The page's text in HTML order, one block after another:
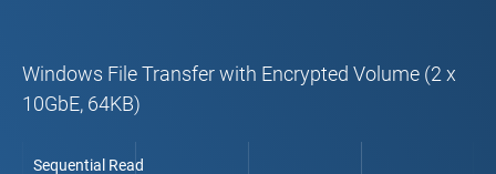
Windows File Transfer with Encrypted Volume (2 x
10GbE, 64KB)
Sequential Read